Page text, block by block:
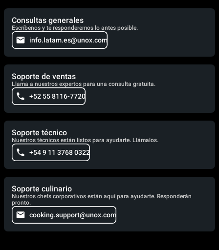
Consultas generales
Escríbenos y te responderemos lo antes posible.
info.latam.es@unox.com
Soporte de ventas
Llama a nuestros expertos para una consulta gratuita.
+52 55 8116-7720
Soporte técnico
Nuestros técnicos están listos para ayudarte. Llámalos.
+54 9 11 3768 0322
Soporte culinario
Nuestros chefs corporativos están aquí para ayudarte. Responderán
pronto.
cooking.support@unox.com